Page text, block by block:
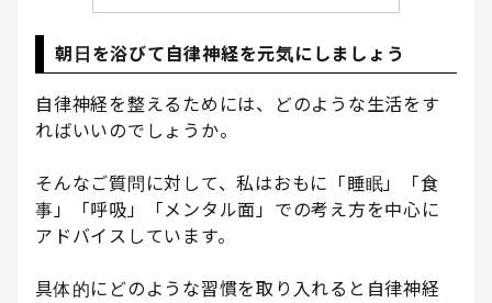
朝日を浴びて自律神経を元気にしましょう
自律神経を整えるためには、どのような生活をす
ればいいのでしょうか。
そんなご質問に対して、私はおもに「睡眠」「食
事」「呼吸」「メンタル面」での考え方を中心に
アドバイスしています。
具体的にどのような習慣を取り入れると自律神経